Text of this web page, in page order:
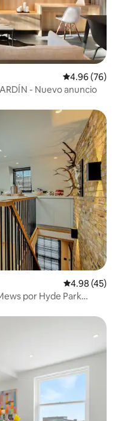
Calificación
4.96 (76)
- Nuevo anuncio
Calificación
4.98 (45)
por Hyde Park